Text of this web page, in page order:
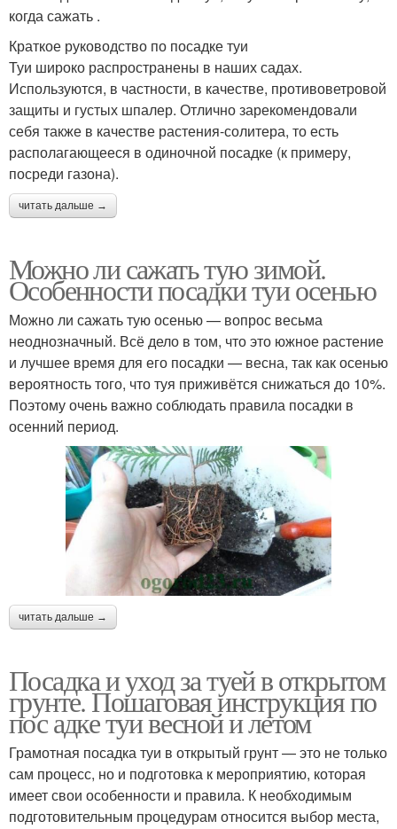
когда сажать .
Краткое руководство по посадке туи
Туи широко распространены в наших садах.
Используются, в частности, в качестве, противоветровой
защиты и густых шпалер. Отлично зарекомендовали
себя также в качестве растения-солитера, то есть
располагающееся в одиночной посадке (к примеру,
посреди газона).
читать дальше →
Можно ли сажать тую зимой.
Особенности посадки туи осенью
Можно ли сажать тую осенью — вопрос весьма
неоднозначный. Всё дело в том, что это южное растение
и лучшее время для его посадки — весна, так как осенью
вероятность того, что туя приживётся снижаться до 10%.
Поэтому очень важно соблюдать правила посадки в
осенний период.
читать дальше →
Посадка и уход за туей в открытом
грунте. Пошаговая инструкция по
пос адке туи весной и летом
Грамотная посадка туи в открытый грунт — это не только
сам процесс, но и подготовка к мероприятию, которая
имеет свои особенности и правила. К необходимым
подготовительным процедурам относится выбор места,